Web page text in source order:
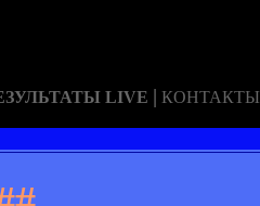
LIVE | КОНТАКТЫ